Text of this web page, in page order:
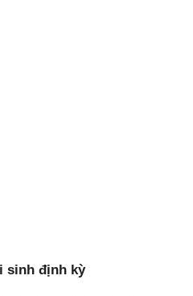
sinh định kỳ